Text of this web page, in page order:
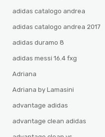
adidas catalogo andrea
adidas catalogo andrea 2017
adidas duramo 8
adidas messi 16.4 fxg
Adriana
Adriana by Lamasini
advantage adidas
advantage clean adidas